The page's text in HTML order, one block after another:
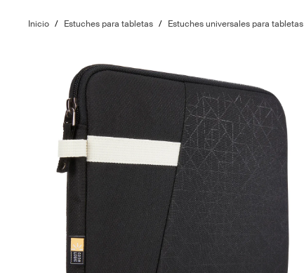
Inicio / Estuches para tabletas / Estuches universales para tabletas